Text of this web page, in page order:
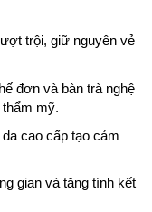
trội, giữ nguyên vẻ
đơn và bàn trà nghệ
mỹ.
cao cấp tạo cảm
gian và tăng tính kết